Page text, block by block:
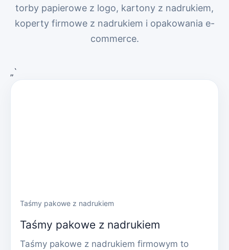
torby papierowe z logo, kartony z nadrukiem,
koperty firmowe z nadrukiem i opakowania e-
commerce.
„`
Taśmy pakowe z nadrukiem
Taśmy pakowe z nadrukiem
Taśmy pakowe z nadrukiem firmowym to